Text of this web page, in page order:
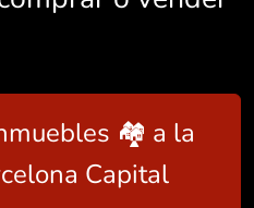
🏘️ a la
Capital